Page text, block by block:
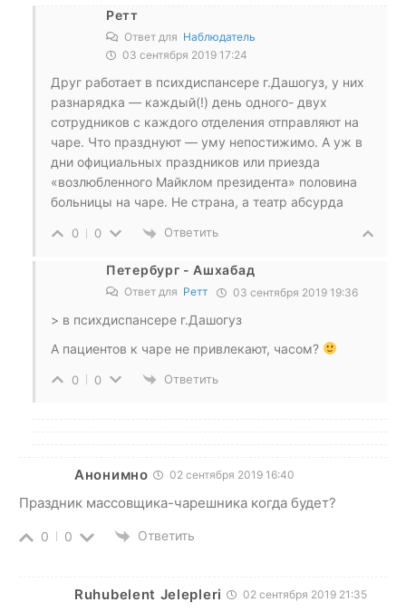
Ретт
Ответ для Наблюдатель
03 сентября 2019 17:24
Друг работает в психдиспансере г.Дашогуз, у них
разнарядка — каждый(!) день одного- двух
сотрудников с каждого отделения отправляют на
чаре. Что празднуют — уму непостижимо. А уж в
дни официальных праздников или приезда
«возлюбленного Майклом президента» половина
больницы на чаре. Не страна, а театр абсурда
0 0 Ответить
Петербург - Ашхабад
Ответ для Ретт 03 сентября 2019 19:36
> в психдиспансере г.Дашогуз
А пациентов к чаре не привлекают, часом?
0 0 Ответить
Анонимно 02 сентября 2019 16:40
Праздник массовщика-чарешника когда будет?
0 0 Ответить
Ruhubelent Jelepleri 02 сентября 2019 21:35